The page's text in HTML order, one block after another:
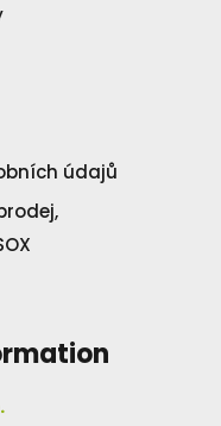
údajů